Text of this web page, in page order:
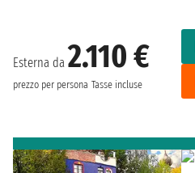
Esterna da 2.110 €
prezzo per persona Tasse incluse